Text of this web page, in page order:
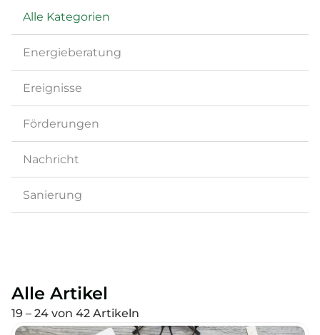
Energieberatung
Ereignisse
Förderungen
Nachricht
Sanierung
Alle Kategorien
Alle Artikel
19 – 24 von 42 Artikeln